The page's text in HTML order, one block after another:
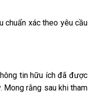
chuẩn xác theo yêu cầu
tin hữu ích đã được
rằng sau khi tham